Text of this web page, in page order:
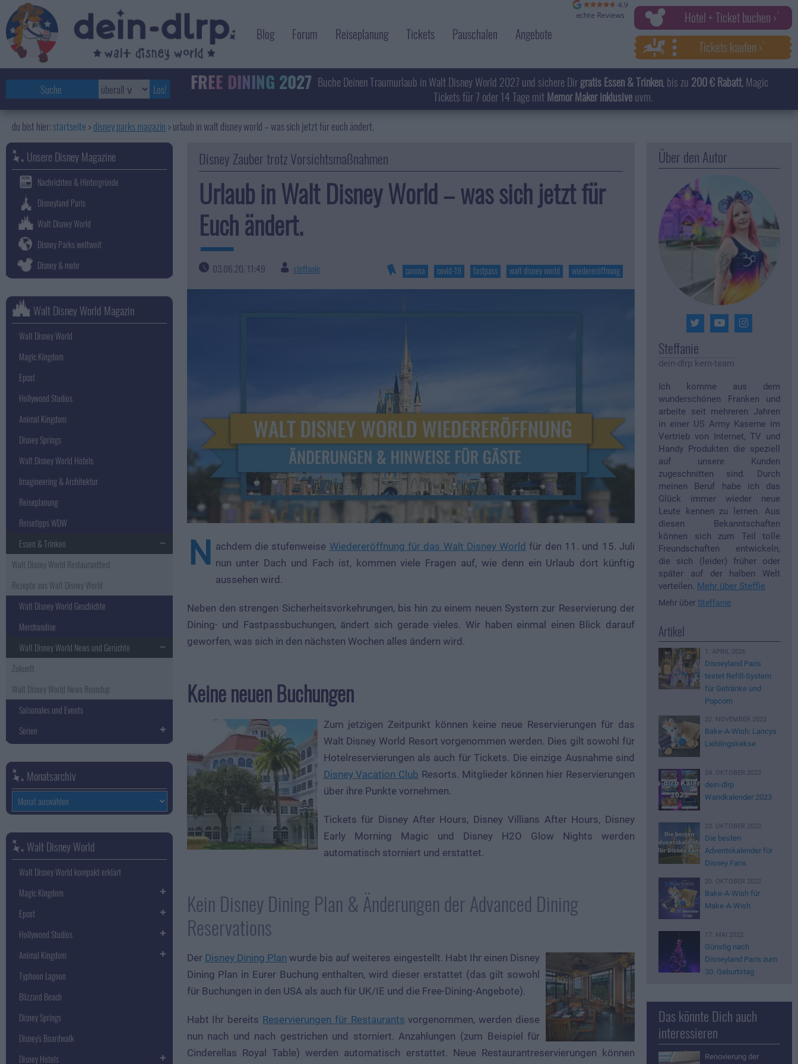
Blog Forum Reiseplanung Tickets Pauschalen Angebote
Hotel + Ticket buchen ›
Tickets kaufen ›
FREE DINING 2027 Buche Deinen Traumurlaub in Walt Disney World 2027 und sichere Dirgratis Essen & Trinken, bis zu 200 € Rabatt, Magic
Tickets für 7 oder 14 Tage mitMemor Maker inklusiveuvm.
startseite disney parks magazin >urlaub in walt disney world – was sich jetzt für euch ändert.
Disney Zauber trotz Vorsichtsmaßnahmen
Urlaub in Walt Disney World – was sich jetzt für
Euch ändert.
03.06.20, 11:49 steffanie corona covid-19 fastpass walt disney world wiedereröffnung
N achdem die stufenweise Wiedereröffnung für das Walt Disney World für den 11. und 15. Juli
nun unter Dach und Fach ist, kommen viele Fragen auf, wie denn ein Urlaub dort künftig
aussehen wird.
Neben den strengen Sicherheitsvorkehrungen, bis hin zu einem neuen System zur Reservierung der
Dining- und Fastpassbuchungen, ändert sich gerade vieles. Wir haben einmal einen Blick darauf
geworfen, was sich in den nächsten Wochen alles ändern wird.
Keine neuen Buchungen
Zum jetzigen Zeitpunkt können keine neue Reservierungen für das
Walt Disney World Resort vorgenommen werden. Dies gilt sowohl für
Hotelreservierungen als auch für Tickets. Die einzige Ausnahme sind
Disney Vacation Club Resorts. Mitglieder können hier Reservierungen
über ihre Punkte vornehmen.
Tickets für Disney After Hours, Disney Villians After Hours, Disney
Early Morning Magic und Disney H2O Glow Nights werden
automatisch storniert und erstattet.
Kein Disney Dining Plan & Änderungen der Advanced Dining
Reservations
Der Disney Dining Plan wurde bis auf weiteres eingestellt. Habt Ihr einen Disney
Dining Plan in Eurer Buchung enthalten, wird dieser erstattet (das gilt sowohl
für Buchungen in den USA als auch für UK/IE und die Free-Dining-Angebote).
Habt Ihr bereits Reservierungen für Restaurants vorgenommen, werden diese
nun nach und nach gestrichen und storniert. Anzahlungen (zum Beispiel für
Cinderellas Royal Table) werden automatisch erstattet. Neue Restaurantreservierungen können
Über den Autor
Steffanie
dein-dlrp kern-team
Ich komme aus dem
wunderschönen Franken und
arbeite seit mehreren Jahren
in einer US Army Kaserne im
Vertrieb von Internet, TV und
Handy Produkten die speziell
auf unsere Kunden
zugeschnitten sind. Durch
meinen Beruf habe ich das
Glück immer wieder neue
Leute kennen zu lernen. Aus
diesen Bekanntschaften
können sich zum Teil tolle
Freundschaften entwickeln,
die sich (leider) früher oder
später auf der halben Welt
verteilen. Mehr über Steffie
Mehr über Steffanie
Artikel
1. APRIL 2026
Disneyland Paris
testet Refill-System
für Getränke und
Popcorn
22. NOVEMBER 2022
Bake-A-Wish: Lancys
Lieblingskekse
24. OKTOBER 2022
dein-dlrp
Wandkalender 2023
23. OKTOBER 2022
Die besten
Adventskalender für
Disney Fans
20. OKTOBER 2022
Bake-A-Wish für
Make-A-Wish
17. MAI 2022
Günstig nach
Disneyland Paris zum
30. Geburtstag
Das könnte Dich auch
interessieren
Renovierung der
Unsere Disney Magazine
Nachrichten & Hintergründe
Disneyland Paris
Walt Disney World
Disney Parks weltweit
Disney & mehr
Walt Disney World Magazin
Walt Disney World
Magic Kingdom
Epcot
Hollywood Studios
Animal Kingdom
Disney Springs
Walt Disney World Hotels
Imagineering & Architektur
Reiseplanung
Reisetipps WDW
Essen & Trinken
Walt Disney World Restauranttest
Rezepte aus Walt Disney World
Walt Disney World Geschichte
Merchandise
Walt Disney World News und Gerüchte
Zukunft
Walt Disney World News Roundup
Saisonales und Events
Serien
Monatsarchiv
Monatsarchiv
Walt Disney World
Walt Disney World kompakt erklärt
Magic Kingdom
Epcot
Hollywood Studios
Animal Kingdom
Typhoon Lagoon
Blizzard Beach
Disney Springs
Disney's Boardwalk
Disney Hotels